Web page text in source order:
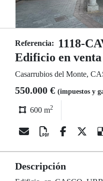
Referencia:
1118-
Edificio en venta
Casarrubios del Monte,
550.000 € (impuestos y
600 m2
Descripción